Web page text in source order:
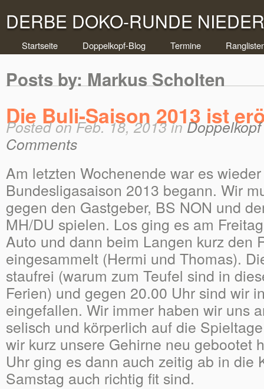
DERBE DOKO-RUNDE
Startseite Doppelkopf-Blog Termine
Posts by: Markus Scholten
Die Buli-Saison 2013 ist
Posted on Feb. 18, 2013 in
Comments
Am letzten Wochenende war es
Bundesligasaison 2013 begann. Wir
gegen den Gastgeber, BS NON und
MH/DU spielen. Los ging es am
Auto und dann beim Langen kurz den
eingesammelt (Hermi und Thomas).
staufrei (warum zum Teufel sind in
Ferien) und gegen 20.00 Uhr sind wir
eingefallen. Wir immer haben wir uns
selisch und körperlich auf die
wir kurz unsere Gehirne neu gebootet
Uhr ging es dann auch zeitig ab in die
Samstag auch richtig fit sind.